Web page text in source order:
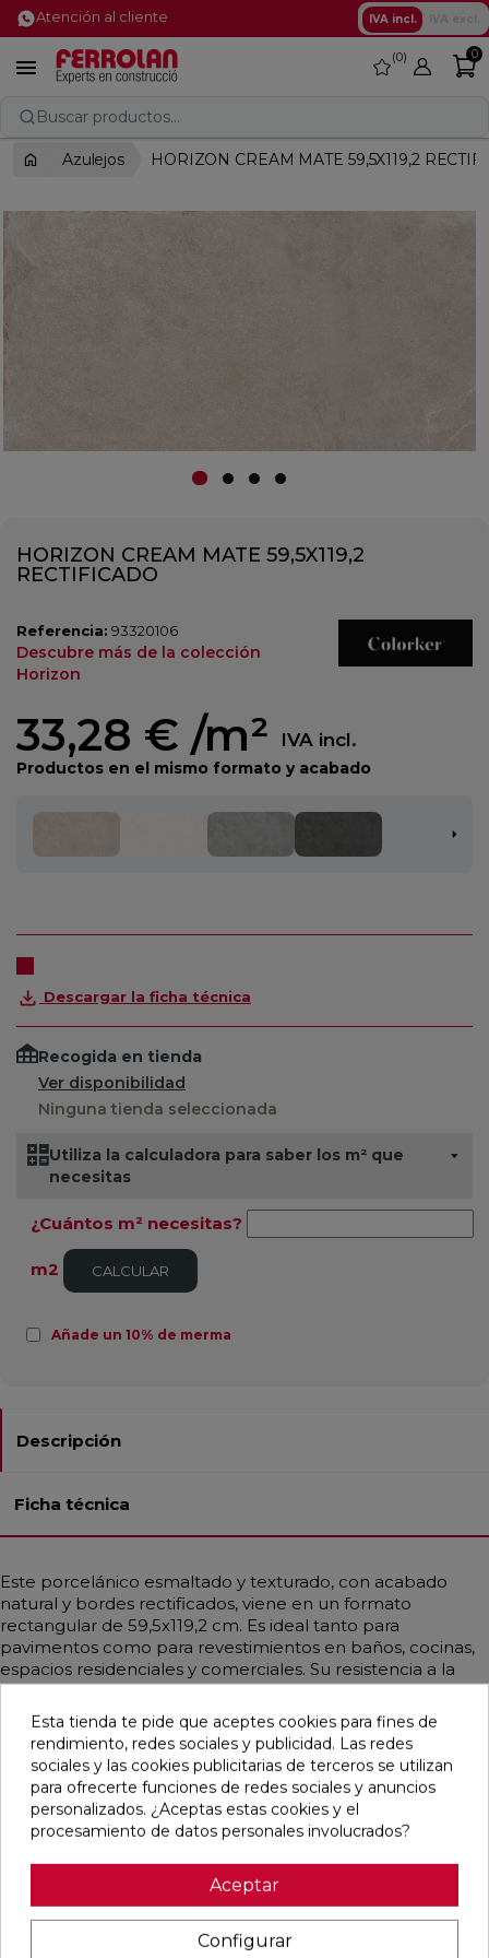
Atención al cliente IVA incl.
 favorite
0 0
Buscar productos...
Azulejos HORIZON CREAM MATE 59,5X119,2
HORIZON CREAM MATE 59,5X119,2
RECTIFICADO
Referencia: 93320106
Descubre más de la colección
Horizon
33,28 € /m² IVA incl.
Productos en el mismo formato y acabado
Descargar la ficha técnica
Recogida en tienda
Ver disponibilidad
Ninguna tienda seleccionada
Utiliza la calculadora para saber los m² que
necesitas
¿Cuántos m² necesitas?
m2 CALCULAR
Añade un 10% de merma
Descripción
Ficha técnica
Este porcelánico esmaltado y texturado, con acabado
natural y bordes rectificados, viene en un formato
rectangular de 59,5x119,2 cm. Es ideal tanto para
pavimentos como para revestimientos en baños, cocinas,
espacios residenciales y comerciales. Su resistencia a la
helada y a las manchas lo hace muy duradero. Con un
estilo contemporáneo y mediterráneo, simula piedra en
tonos crema y beige, aportando un toque elegante y
moderno a cualquier ambiente.
Pensamos que te puede interesar
favorite favorite favorite favorite
Esta tienda te pide que aceptes cookies para fines de
rendimiento, redes sociales y publicidad. Las redes
sociales y las cookies publicitarias de terceros se utilizan
para ofrecerte funciones de redes sociales y anuncios
personalizados. ¿Aceptas estas cookies y el
procesamiento de datos personales involucrados?
Aceptar
Configurar